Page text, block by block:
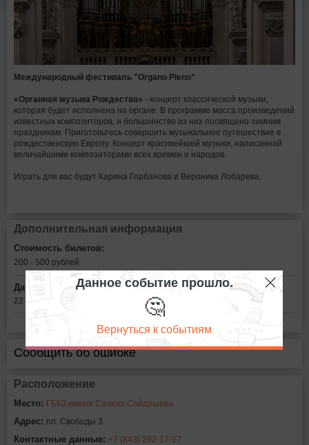
Международный фестиваль "Organo Pleno"
«Органная музыка Рождества» - концерт классической музыки,
которая будет исполнена на органе. В программе масса произведений
известных композиторов, и большинство из них посвящено зимним
праздникам. Приготовьтесь совершить музыкальное путешествие в
рождественскую Европу. Концерт красивейшей музыки, написанной
величайшими композиторами всех времен и народов.
Играть для вас будут Карина Горбанова и Вероника Лобарева.
Дополнительная информация
Стоимость билетов:
200 - 500 рублей
Дата:
22 декабря в 18:30
Сообщить об ошибке
Расположение
Место: ГБКЗ имени Салиха Сайдашева
Адрес: пл. Свободы 3
Контактные данные: +7 (843) 292-17-17
Данное событие прошло.
🤔
Вернуться к событиям